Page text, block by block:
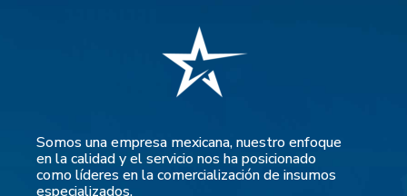
Somos una empresa mexicana, nuestro enfoque
en la calidad y el servicio nos ha posicionado
como líderes en la comercialización de insumos
especializados.